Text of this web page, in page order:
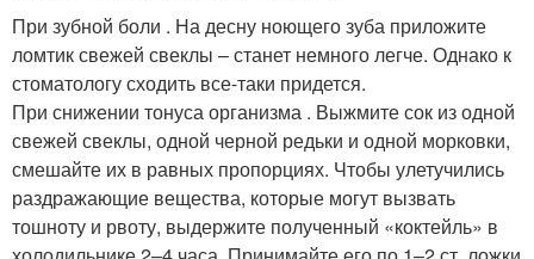
При зубной боли . На десну ноющего зуба приложите
ломтик свежей свеклы – станет немного легче. Однако к
стоматологу сходить все-таки придется.
При снижении тонуса организма . Выжмите сок из одной
свежей свеклы, одной черной редьки и одной морковки,
смешайте их в равных пропорциях. Чтобы улетучились
раздражающие вещества, которые могут вызвать
тошноту и рвоту, выдержите полученный «коктейль» в